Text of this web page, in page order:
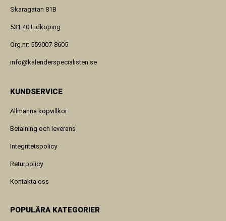
Skaragatan 81B
531 40 Lidköping
Org.nr: 559007-8605
info@kalenderspecialisten.se
KUNDSERVICE
Allmänna köpvillkor
Betalning och leverans
Integritetspolicy
Returpolicy
Kontakta oss
POPULÄRA KATEGORIER